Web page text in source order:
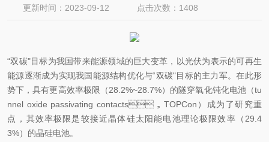
更新时间：2023-09-12 点击次数：1408
“双碳"目标为我国带来能源领域的巨大变革，以光伏为表示的可再生
能源逐渐成为实现我国能源结构优化与“双碳"目标的主力军。在此形
势下，具有更高效率极限（28.2%~28.7%）的隧穿氧化钝化电池（tu
nnel oxide passivating contacts，TOPCon）成为了研究重
点，其效率极限是较接近晶体硅太阳能电池理论极限效率（29.4
3%）的晶硅电池。